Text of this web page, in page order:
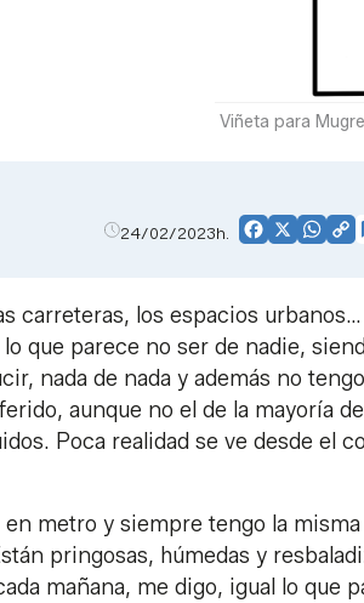
Viñeta para
24/02/2023h. Facebook
X
carreteras, los espacios
que parece no ser de nadie,
nada de nada y además no
aunque no el de la mayoría
Poca realidad se ve desde el
metro y siempre tengo la misma
pringosas, húmedas y
mañana, me digo, igual lo que